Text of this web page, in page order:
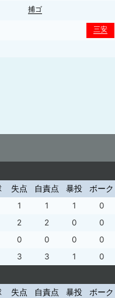
捕ゴ
三安
失点 自責点 暴投
ボーク
1 1 1
0
2 2 0
0
0 0 0
0
3 3 1 0
失点 自責点 暴投
ボーク